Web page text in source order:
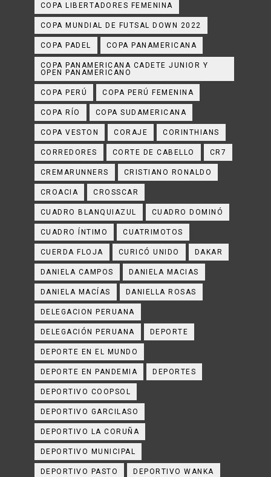
COPA LIBERTADORES FEMENINA
COPA MUNDIAL DE FUTSAL DOWN 2022
COPA PADEL COPA PANAMERICANA
COPA PANAMERICANA CADETE JUNIOR Y
OPEN PANAMERICANO
COPA PERÚ COPA PERÚ FEMENINA
COPA RÍO COPA SUDAMERICANA
COPA VESTON CORAJE CORINTHIANS
CORREDORES CORTE DE CABELLO CR7
CREMARUNNERS CRISTIANO RONALDO
CROACIA CROSSCAR
CUADRO BLANQUIAZUL CUADRO DOMINÓ
CUADRO ÍNTIMO CUATRIMOTOS
CUERDA FLOJA CURICÓ UNIDO DAKAR
DANIELA CAMPOS DANIELA MACIAS
DANIELA MACÍAS DANIELLA ROSAS
DELEGACION PERUANA
DELEGACIÓN PERUANA DEPORTE
DEPORTE EN EL MUNDO
DEPORTE EN PANDEMIA DEPORTES
DEPORTIVO COOPSOL
DEPORTIVO GARCILASO
DEPORTIVO LA CORUÑA
DEPORTIVO MUNICIPAL
DEPORTIVO PASTO DEPORTIVO WANKA